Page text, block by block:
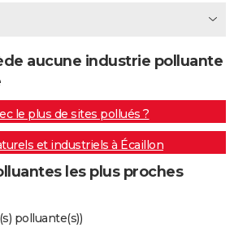
aucune industrie polluante
le plus de sites pollués ?
et industriels à Écaillon
les plus proches
polluante(s))